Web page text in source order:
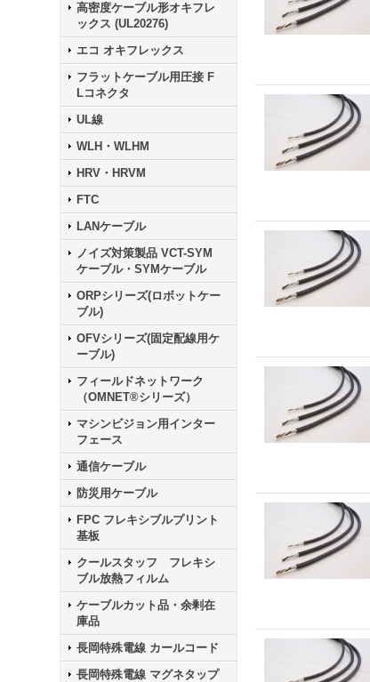
高密度ケーブル形オキフレ
ックス (UL20276)
エコ オキフレックス
フラットケーブル用圧接 F
Lコネクタ
UL線
WLH・WLHM
HRV・HRVM
FTC
LANケーブル
ノイズ対策製品 VCT-SYM
ケーブル・SYMケーブル
ORPシリーズ(ロボットケー
ブル)
OFVシリーズ(固定配線用ケ
ーブル)
フィールドネットワーク
（OMNET®シリーズ）
マシンビジョン用インター
フェース
通信ケーブル
防災用ケーブル
FPC フレキシブルプリント
基板
クールスタッフ フレキシ
ブル放熱フィルム
ケーブルカット品・余剰在
庫品
長岡特殊電線 カールコード
長岡特殊電線 マグネタップ